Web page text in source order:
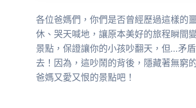
各位爸媽們，你們是否曾經歷過這樣的
休、哭天喊地，讓原本美好的旅程瞬間
景點，保證讓你的小孩吵翻天，但…矛
去！因為，這吵鬧的背後，隱藏著無窮
爸媽又愛又恨的景點吧！